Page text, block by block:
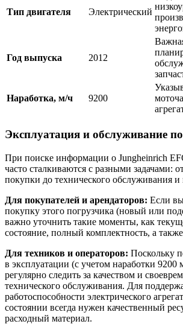
Тип двигателя Электрический
Год выпуска 2012
Наработка, м/ч 9200
Эксплуатация и обслуживание
При поиске информации о Jungheinrich
часто сталкиваются с разными задачами:
покупки до технического обслуживания и
Для покупателей и арендаторов: Если
покупку этого погрузчика (новый или
важно уточнить такие моменты, как
состояние, полный комплектность, а
Для техников и операторов: Поскольку
в эксплуатации (с учетом наработки 9200
регулярно следить за качеством и
технического обслуживания. Для
работоспособности электрического
состоянии всегда нужен качественный
расходный материал.